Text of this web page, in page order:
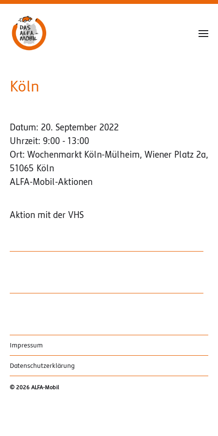
Köln
Datum: 20. September 2022
Uhrzeit: 9:00 - 13:00
Ort: Wochenmarkt Köln-Mülheim, Wiener Platz 2a,
51065 Köln
ALFA-Mobil-Aktionen
Aktion mit der VHS
Impressum
Datenschutzerklärung
© 2026 ALFA-Mobil